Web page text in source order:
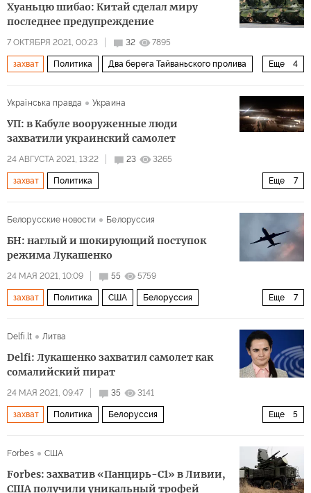
международное право
Хуаньцю шибао: Китай сделал миру
последнее предупреждение
7 ОКТЯБРЯ 2021, 00:23 32 7895
Еще 4
захват Политика Два берега Тайваньского пролива
Українська правда
Украина
УП: в Кабуле вооруженные люди
захватили украинский самолет
24 АВГУСТА 2021, 13:22 23 3265
Еще 7
захват Политика
Белорусские новости Белоруссия
БН: наглый и шокирующий поступок
режима Лукашенко
24 МАЯ 2021, 10:09 55 5759
Еще 7
захват Политика США Белоруссия
Ryanair Инцидент с самолетом в Белоруссии
Delfi.lt Литва
Delfi: Лукашенко захватил самолет как
сомалийский пират
24 МАЯ 2021, 09:47 35 3141
Еще 5
захват Политика Белоруссия
Инцидент с самолетом в Белоруссии
Forbes США
Forbes: захватив «Панцирь-С1» в Ливии,
США получили уникальный трофей